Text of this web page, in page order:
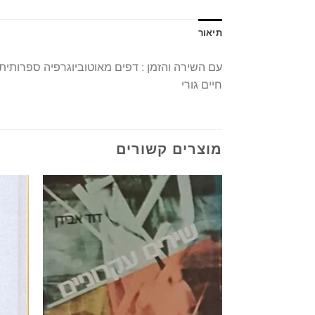
תיאור
עם השירה והזמן : דפים מאוטוביוגרפיה ספרותית (2
חיים גורי
מוצרים קשורים